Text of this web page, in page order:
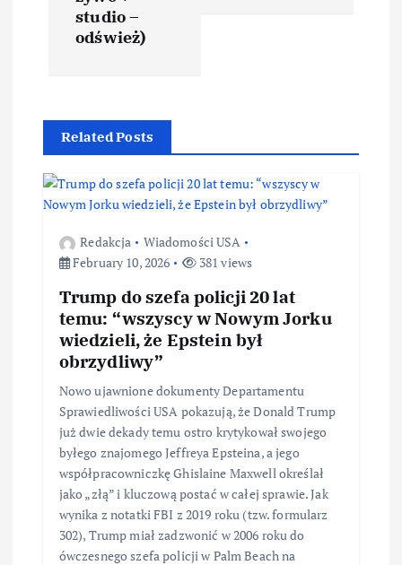
studio –
odśwież)
Related Posts
Redakcja
Wiadomości USA
February 10, 2026
381 views
Trump do szefa policji 20 lat
temu: “wszyscy w Nowym Jorku
wiedzieli, że Epstein był
obrzydliwy”
Nowo ujawnione dokumenty Departamentu
Sprawiedliwości USA pokazują, że Donald Trump
już dwie dekady temu ostro krytykował swojego
byłego znajomego Jeffreya Epsteina, a jego
współpracowniczkę Ghislaine Maxwell określał
jako „złą” i kluczową postać w całej sprawie. Jak
wynika z notatki FBI z 2019 roku (tzw. formularz
302), Trump miał zadzwonić w 2006 roku do
ówczesnego szefa policji w Palm Beach na